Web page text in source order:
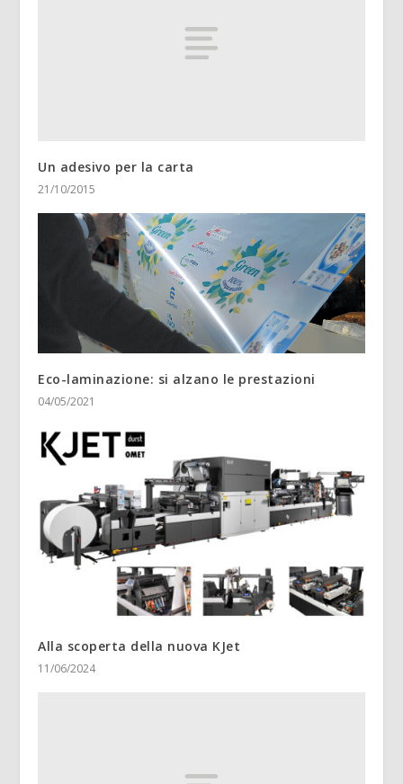
Un adesivo per la carta
21/10/2015
Eco-laminazione: si alzano le prestazioni
04/05/2021
Alla scoperta della nuova KJet
11/06/2024